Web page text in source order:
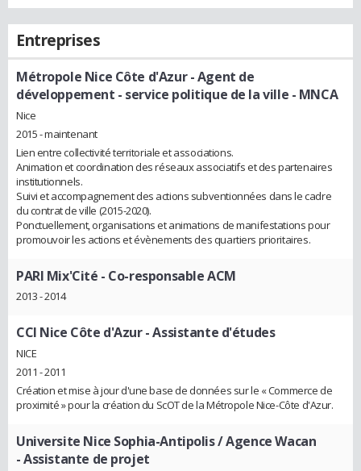
Entreprises
Métropole Nice Côte d'Azur- Agent de
développement - service politique de la ville - MNCA
Nice
2015 - maintenant
Lien entre collectivité territoriale et associations.
Animation et coordination des réseaux associatifs et des partenaires
institutionnels.
Suivi et accompagnement des actions subventionnées dans le cadre
du contrat de ville (2015-2020).
Ponctuellement, organisations et animations de manifestations pour
promouvoir les actions et évènements des quartiers prioritaires.
PARI Mix'Cité - Co-responsable ACM
2013 - 2014
CCI Nice Côte d'Azur- Assistante d'études
NICE
2011 - 2011
Création et mise à jour d'une base de données sur le « Commerce de
proximité » pour la création du ScOT de la Métropole Nice-Côte d'Azur.
Universite Nice Sophia-Antipolis / Agence Wacan
- Assistante de projet